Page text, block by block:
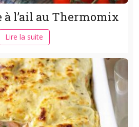
à l’ail au Thermomix
Lire la suite